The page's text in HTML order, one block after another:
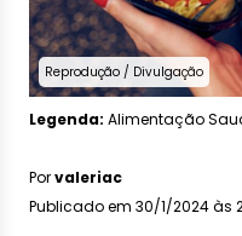
Reprodução / Divulgação
Legenda: Alimentação
Porvaleriac
Publicado em 30/1/2024 às